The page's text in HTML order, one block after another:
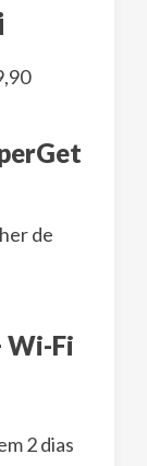
de
Wi-Fi
2 dias